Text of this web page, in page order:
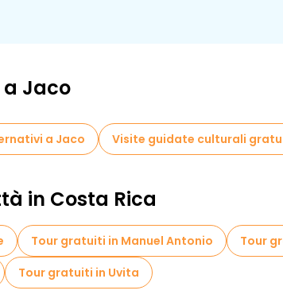
Jaco
a Jaco Visite guidate culturali
in Costa Rica
Tour gratuiti in Manuel Antonio Tour
Tour gratuiti in Uvita